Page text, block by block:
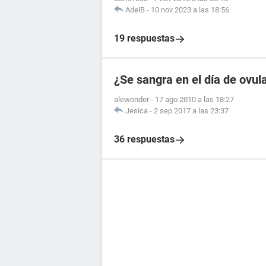
AdelB - 10 nov 2023 a las 18:56
19 respuestas
¿Se sangra en el día de
alewonder - 17 ago 2010 a las 18:27
Jesica - 2 sep 2017 a las 23:37
36 respuestas